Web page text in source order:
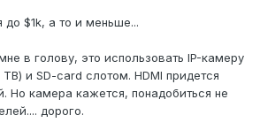
$1k, а то и меньше...
в голову, это использовать IP-камеру
и SD-card слотом. HDMI придется
Но камера кажется, понадобиться не
дорого.